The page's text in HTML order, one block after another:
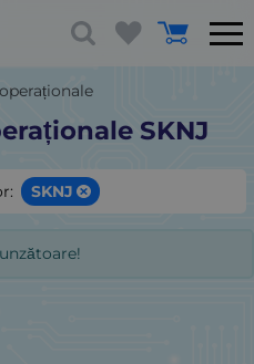
SKNJ
SKNJ